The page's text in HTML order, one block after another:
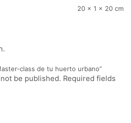
20 × 1 × 20 cm
class de tu huerto urbano”
be published. Required fields